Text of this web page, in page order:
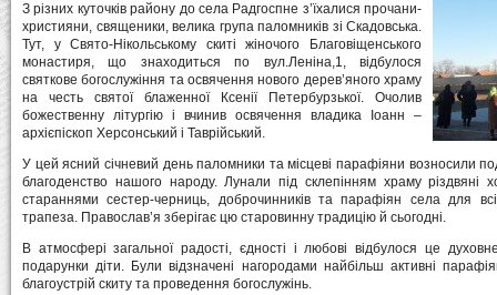
З різних куточків району до села Радгоспне з’їхалися прочани-
християни, cвященики, велика група паломників зі Скадовська.
Тут, у Свято-Нікольському скиті жіночого Благовіщенського
монастиря, що знаходиться по вул.Леніна,1, відбулося
святкове богослужіння та освячення нового дерев’яного храму
на честь святої блаженної Ксенії Петербурзької. Очолив
божественну літургію і вчинив освячення владика Іоанн –
архієпіскоп Херсонський і Таврійський.
У цей ясний січневий день паломники та місцеві парафіяни возносили
благоденство нашого народу. Лунали під склепінням храму різдвяні
стараннями сестер-черниць, доброчинників та парафіян села для
трапеза. Православ’я зберігає цю старовинну традицію й сьогодні.
В атмосфері загальної радості, єдності і любові відбулося це
подарунки діти. Були відзначені нагородами найбільш активні
благоустрій скиту та проведення богослужінь.